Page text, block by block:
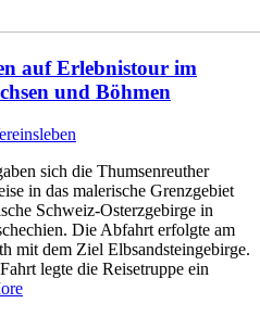
auf Erlebnistour im
und Böhmen
sich die Thumsenreuther
in das malerische Grenzgebiet
Schweiz-Osterzgebirge in
Die Abfahrt erfolgte am
mit dem Ziel Elbsandsteingebirge.
legte die Reisetruppe ein